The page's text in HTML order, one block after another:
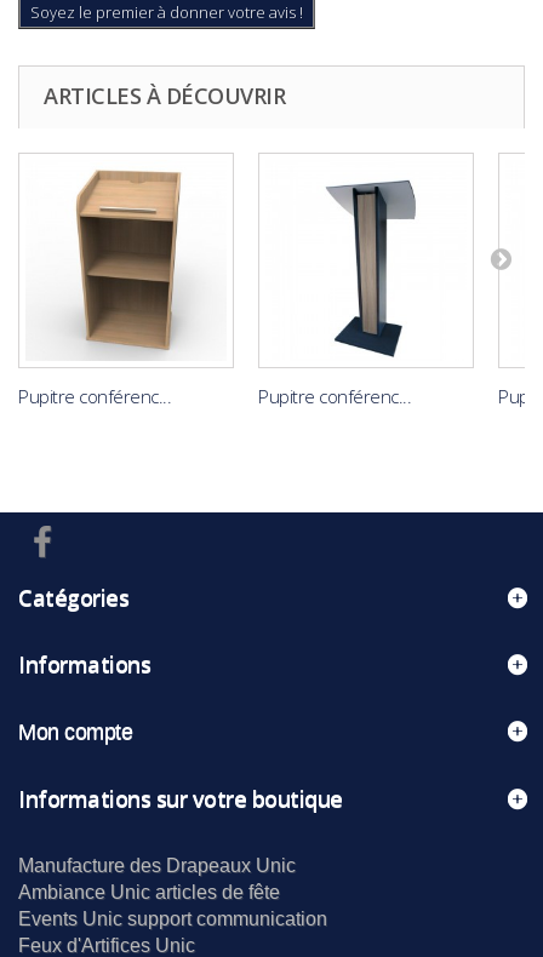
Soyez le premier à donner votre avis !
ARTICLES À DÉCOUVRIR
Pupitre conférenc... Pupitre conférenc...
Catégories
Informations
Mon compte
Informations sur votre boutique
Manufacture des Drapeaux Unic
Ambiance Unic articles de fête
Events Unic support communication
Feux d'Artifices Unic